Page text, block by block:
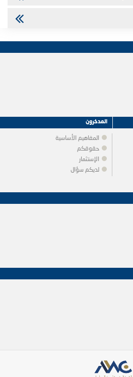
المدخرون
المفاهيم الأساسية
حقوقكم
الإستثمار
لديكم سؤال